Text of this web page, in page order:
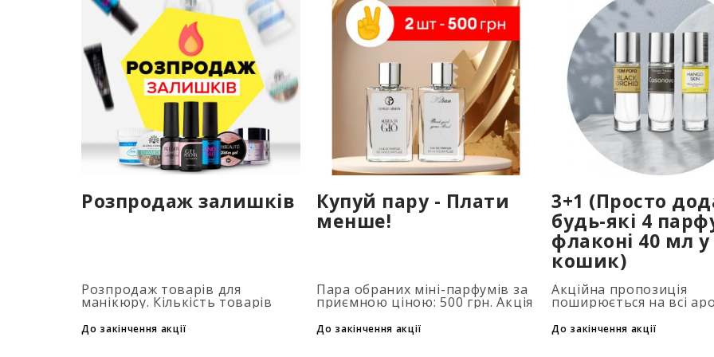
Розпродаж залишків
Розпродаж товарів для
манікюру. Кількість товарів
на таймері...
До закінчення акції
Купуй пару - Плати
менше!
Пара обраних міні-парфумів за
приємною ціною: 500 грн. Акція
при додаванні 2 та більше
флаконів у кошик. Кількість
До закінчення акції
3+1 (Просто
будь-які 4
флаконі 40 мл у
кошик)
Акційна пропозиція
поширюється на всі
подарункових парфумів
обмежена (3+1, 6+2,
До закінчення акції